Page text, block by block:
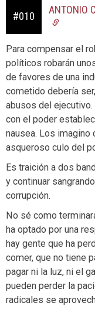
#010
ANTONIO
Para compensar el
políticos robarán
de favores de una
cometido debería
abusos del
con el poder
nausea. Los imagino
asqueroso culo del
Es traición a dos
y continuar
corrupción.
No sé como
ha optado por una
hay gente que ha
comer, que no tiene
pagar ni la luz, ni el
pueden perder la
radicales se